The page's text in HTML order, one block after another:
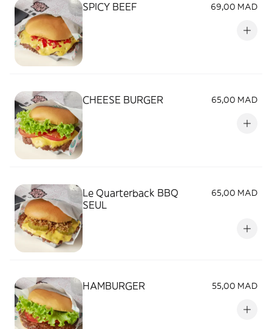
SPICY BEEF 69,00 MAD
CHEESE BURGER 65,00 MAD
Le Quarterback BBQ
SEUL
65,00 MAD
HAMBURGER 55,00 MAD